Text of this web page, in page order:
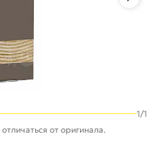
1/1
от оригинала.